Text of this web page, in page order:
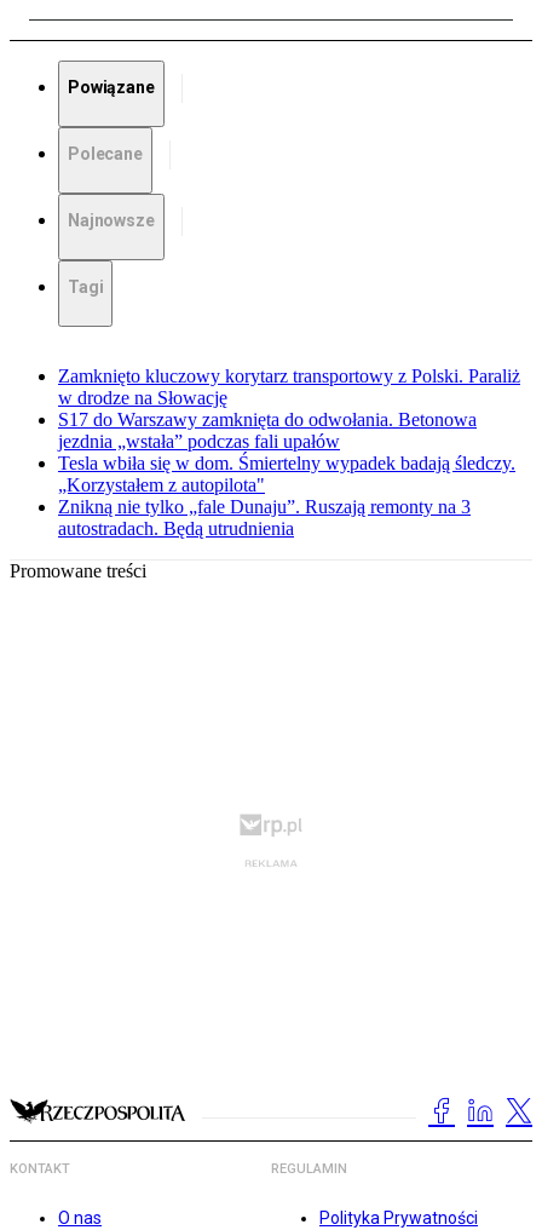
Powiązane
Polecane
Najnowsze
Tagi
Zamknięto kluczowy korytarz transportowy z Polski. Paraliż
w drodze na Słowację
S17 do Warszawy zamknięta do odwołania. Betonowa
jezdnia „wstała” podczas fali upałów
Tesla wbiła się w dom. Śmiertelny wypadek badają śledczy.
„Korzystałem z autopilota"
Znikną nie tylko „fale Dunaju”. Ruszają remonty na 3
autostradach. Będą utrudnienia
Promowane treści
KONTAKT
O nas
REGULAMIN
Polityka Prywatności